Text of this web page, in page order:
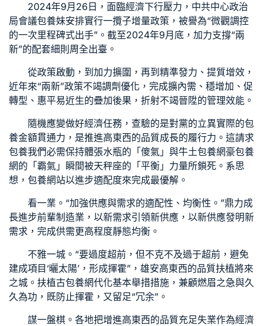
2024年9月26日，面臨經濟下行壓力，中共中心政治
局會議包養妹安排實行一攬子增量政策，被譽為“微觀調控
的一次里程碑式出手”。截至2024年9月底，加力支撐“兩
新”的配套細則周全出臺。
從政策啟動，到加力擴圍，再到精準發力、提質增效，
近年來“兩新”政策不竭調劑優化，完成擴內需、穩增加、促
轉型、惠平易近生的疊加後果，折射不竭晉陞的管理效能。
隨機應變做好經濟任務，查驗的是對黨的立異實際的包
養金額貫通力，是推進高東西的品質成長的履行力。這請求
包養我們必需保持體張水瓶的「傻氣」與牛土包養網豪包養
網的「霸氣」瞬間被天秤座的「平衡」力量所鎖死。系思
想， 包養網站以進步適配度來完成最優解。
看一業。“加強供應與需求的適配性、均衡性。”鼎力成
長進步前輩制造業，以新需求引領新供應，以新供應發明新
需求，完成供需更高程度靜態均衡。
不雅一城。“要過度超前，但不克不及過于超前，避免
建成項目‘曬太陽’，形成揮霍”，雄安高東西的品質扶植將來
之城。扶植古包養網代化基本舉措措施，兼顧燃眉之急與久
久為功，既防止揮霍，又留足“冗余”。
謀一盤棋。各地把增進高東西的品質充足失業作為經濟